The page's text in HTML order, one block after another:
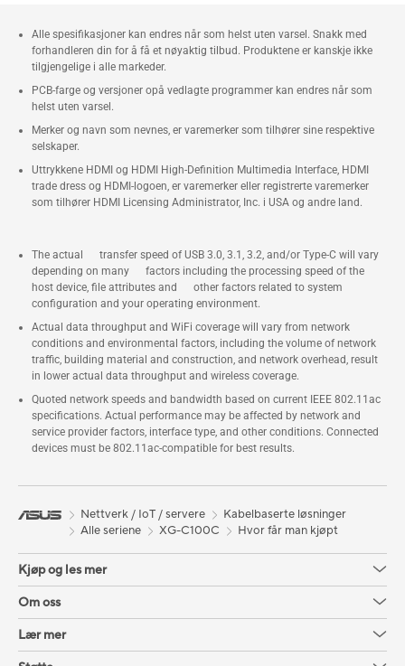
Alle spesifikasjoner kan endres når som helst uten varsel. Snakk med
forhandleren din for å få et nøyaktig tilbud. Produktene er kanskje ikke
tilgjengelige i alle markeder.
PCB-farge og versjoner opå vedlagte programmer kan endres når som
helst uten varsel.
Merker og navn som nevnes, er varemerker som tilhører sine respektive
selskaper.
Uttrykkene HDMI og HDMI High-Definition Multimedia Interface, HDMI
trade dress og HDMI-logoen, er varemerker eller registrerte varemerker
som tilhører HDMI Licensing Administrator, Inc. i USA og andre land.
The actual transfer speed of USB 3.0, 3.1, 3.2, and/or Type-C will vary
depending on many factors including the processing speed of the
host device, file attributes and other factors related to system
configuration and your operating environment.
Actual data throughput and WiFi coverage will vary from network
conditions and environmental factors, including the volume of network
traffic, building material and construction, and network overhead, result
in lower actual data throughput and wireless coverage.
Quoted network speeds and bandwidth based on current IEEE 802.11ac
specifications. Actual performance may be affected by network and
service provider factors, interface type, and other conditions. Connected
devices must be 802.11ac-compatible for best results.
Nettverk / IoT / servere
Kabelbaserte løsninger
Alle seriene
XG-C100C Hvor får man kjøpt
Kjøp og les mer
Om oss
Lær mer